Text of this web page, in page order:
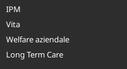
IPM
Vita
Welfare aziendale
Long Term Care